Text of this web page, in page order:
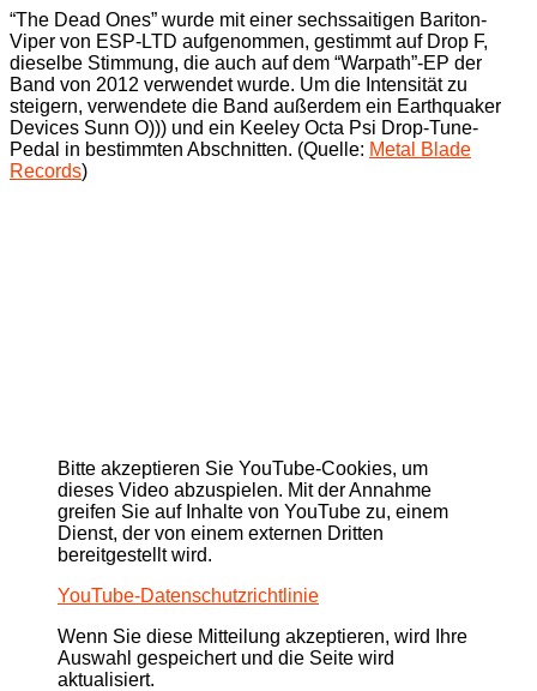
“The Dead Ones” wurde mit einer sechssaitigen Bariton-
Viper von ESP-LTD aufgenommen, gestimmt auf Drop F,
dieselbe Stimmung, die auch auf dem “Warpath”-EP der
Band von 2012 verwendet wurde. Um die Intensität zu
steigern, verwendete die Band außerdem ein Earthquaker
Devices Sunn O))) und ein Keeley Octa Psi Drop-Tune-
Pedal in bestimmten Abschnitten. (Quelle: Metal Blade
Records)
Bitte akzeptieren Sie YouTube-Cookies, um
dieses Video abzuspielen. Mit der Annahme
greifen Sie auf Inhalte von YouTube zu, einem
Dienst, der von einem externen Dritten
bereitgestellt wird.
YouTube-Datenschutzrichtlinie
Wenn Sie diese Mitteilung akzeptieren, wird Ihre
Auswahl gespeichert und die Seite wird
aktualisiert.